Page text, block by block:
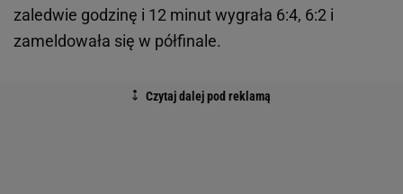
zaledwie godzinę i 12 minut wygrała 6:4, 6:2 i
zameldowała się w półfinale.